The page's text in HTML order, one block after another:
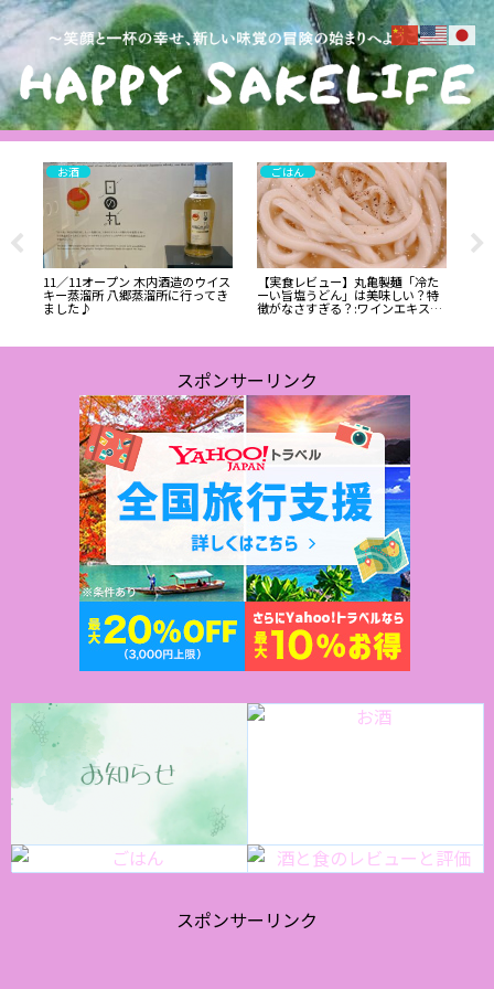
お酒
11／11オープン 木内酒造のウイス
キー蒸溜所 八郷蒸溜所に行ってき
ました♪
ごはん
【実食レビュー】丸亀製麺「冷た
ーい旨塩うどん」は美味しい？特
徴がなさすぎる？:ワインエキスパ
スポンサーリンク
スポンサーリンク